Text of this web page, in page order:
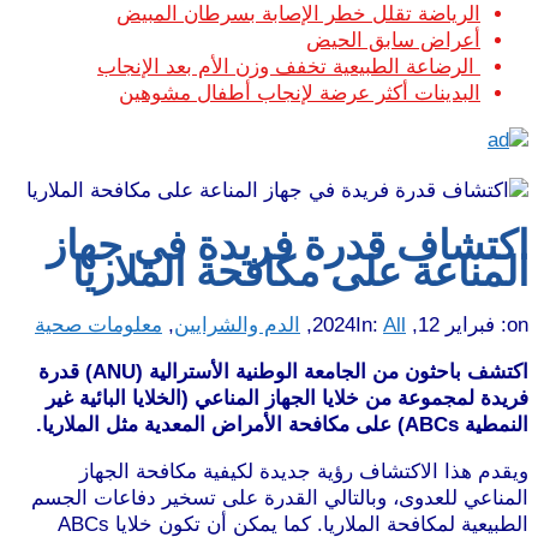
الرياضة تقلل خطر الإصابة بسرطان المبيض
أعراض سابق الحيض
الرضاعة الطبيعية تخفف وزن الأم بعد الإنجاب
البدينات أكثر عرضة لإنجاب أطفال مشوهين
اكتشاف قدرة فريدة في جهاز
المناعة على مكافحة الملاريا
on: فبراير 12, 2024 In: All
, الدم والشرايين, معلومات صحية
اكتشف باحثون من الجامعة الوطنية الأسترالية (ANU) قدرة
فريدة لمجموعة من خلايا الجهاز المناعي (الخلايا البائية غير
النمطية ABCs) على مكافحة الأمراض المعدية مثل الملاريا.
ويقدم هذا الاكتشاف رؤية جديدة لكيفية مكافحة الجهاز
المناعي للعدوى، وبالتالي القدرة على تسخير دفاعات الجسم
الطبيعية لمكافحة الملاريا. كما يمكن أن تكون خلايا ABCs